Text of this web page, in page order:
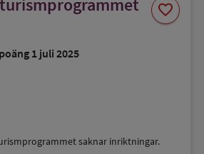
1 juli 2025
saknar inriktningar.
favorite
som